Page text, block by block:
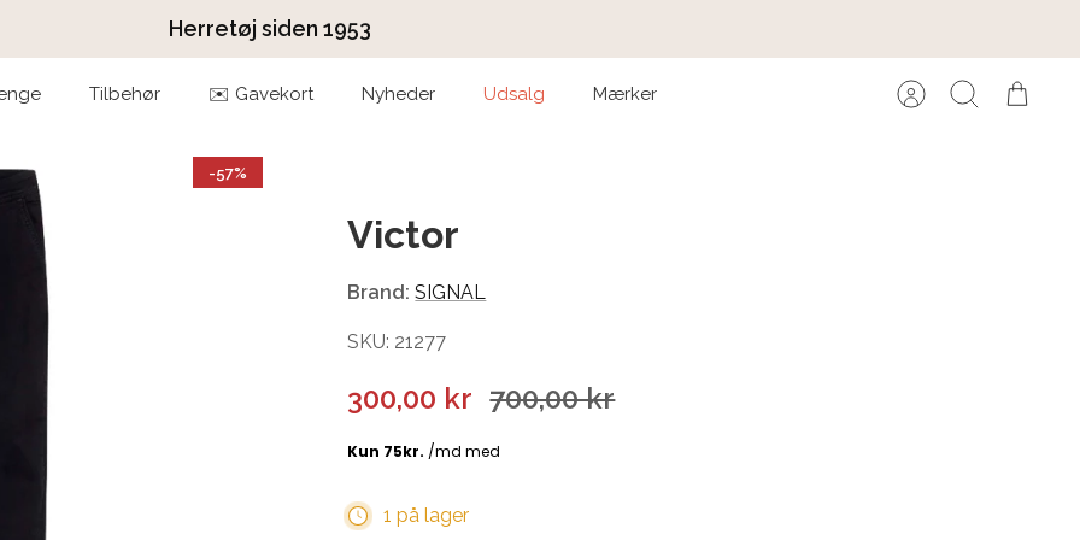
Herretøj siden 1953
Tilbehør ✉️ Gavekort Nyheder Udsalg Mærker Konto Søg Kurv
-57%
Victor
Brand: SIGNAL
SKU: 21277
300,00 kr 700,00 kr
1 på lager